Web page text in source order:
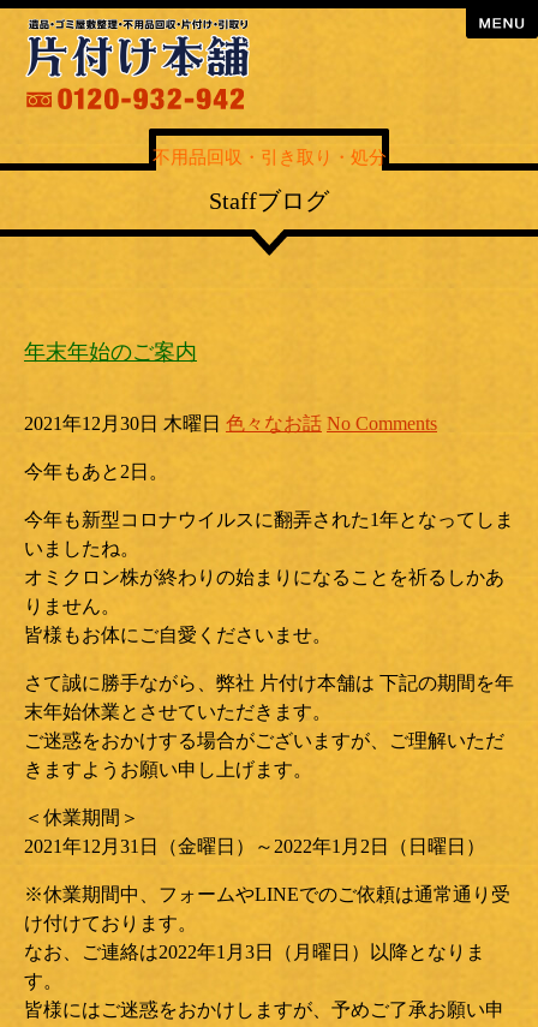
menu
不用品回収・引き取り・処分
Staffブログ
年末年始のご案内
2021年12月30日 木曜日 色々なお話 No Comments
今年もあと2日。
今年も新型コロナウイルスに翻弄された1年となってしま
いましたね。
オミクロン株が終わりの始まりになることを祈るしかあ
りません。
皆様もお体にご自愛くださいませ。
さて誠に勝手ながら、弊社 片付け本舗は 下記の期間を年
末年始休業とさせていただきます。
ご迷惑をおかけする場合がございますが、ご理解いただ
きますようお願い申し上げます。
＜休業期間＞
2021年12月31日（金曜日）～2022年1月2日（日曜日）
※休業期間中、フォームやLINEでのご依頼は通常通り受
け付けております。
なお、ご連絡は2022年1月3日（月曜日）以降となりま
す。
皆様にはご迷惑をおかけしますが、予めご了承お願い申